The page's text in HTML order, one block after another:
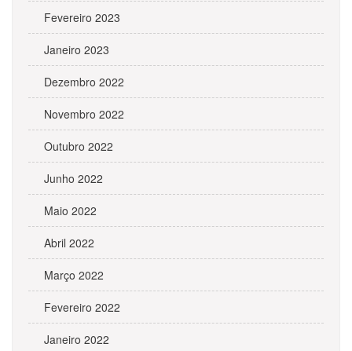
Fevereiro 2023
Janeiro 2023
Dezembro 2022
Novembro 2022
Outubro 2022
Junho 2022
Maio 2022
Abril 2022
Março 2022
Fevereiro 2022
Janeiro 2022